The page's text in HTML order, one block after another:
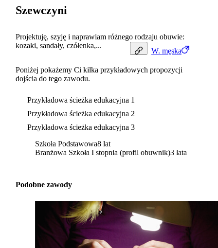
W. męska
Szewczyni
Projektuję, szyję i naprawiam różnego rodzaju obuwie:
kozaki, sandały, czółenka,...
Poniżej pokażemy Ci kilka przykładowych propozycji
dojścia do tego zawodu.
Przykładowa ścieżka edukacyjna 1
Przykładowa ścieżka edukacyjna 2
Przykładowa ścieżka edukacyjna 3
Szkoła Podstawowa8 lat
Branżowa Szkoła I stopnia (profil obuwnik)3 lata
Podobne zawody